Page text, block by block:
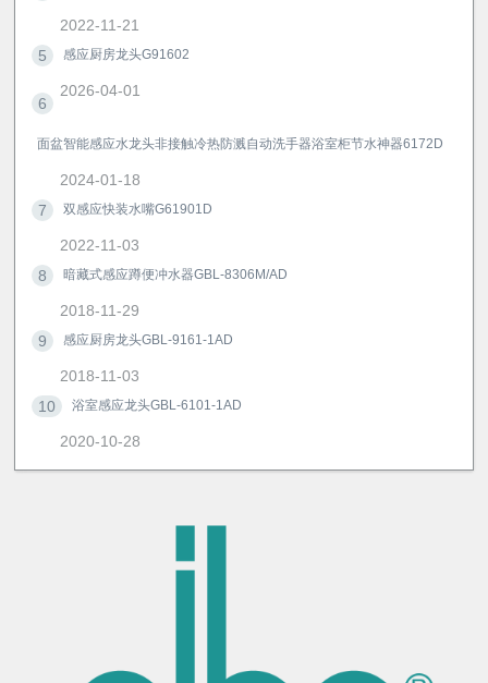
2022-11-21
5
感应厨房龙头G91602
2026-04-01
6
面盆智能感应水龙头非接触冷热防溅自动洗手器浴室柜节水神器6172D
2024-01-18
7
双感应快装水嘴G61901D
2022-11-03
8
暗藏式感应蹲便冲水器GBL-8306M/AD
2018-11-29
9
感应厨房龙头GBL-9161-1AD
2018-11-03
10
浴室感应龙头GBL-6101-1AD
2020-10-28